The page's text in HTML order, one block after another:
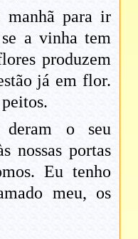
manhã para ir
a vinha tem
produzem
já em flor.
deram o seu
nossas portas
Eu tenho
meu, os